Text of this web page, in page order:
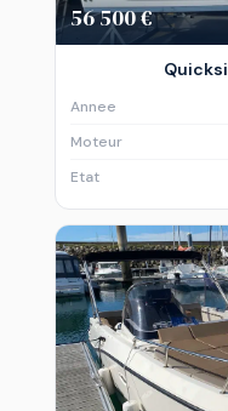
56 500 €
Annee
Moteur
Etat